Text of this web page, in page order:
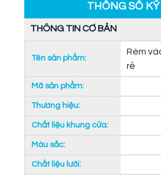
THÔNG SỐ
THÔNG TIN CƠ BẢN
Tên sản phẩm:
Rèm
rẻ
Mã sản phẩm:
Thương hiệu:
Chất liệu khung cửa:
Màu sắc:
Chất liệu lưới: